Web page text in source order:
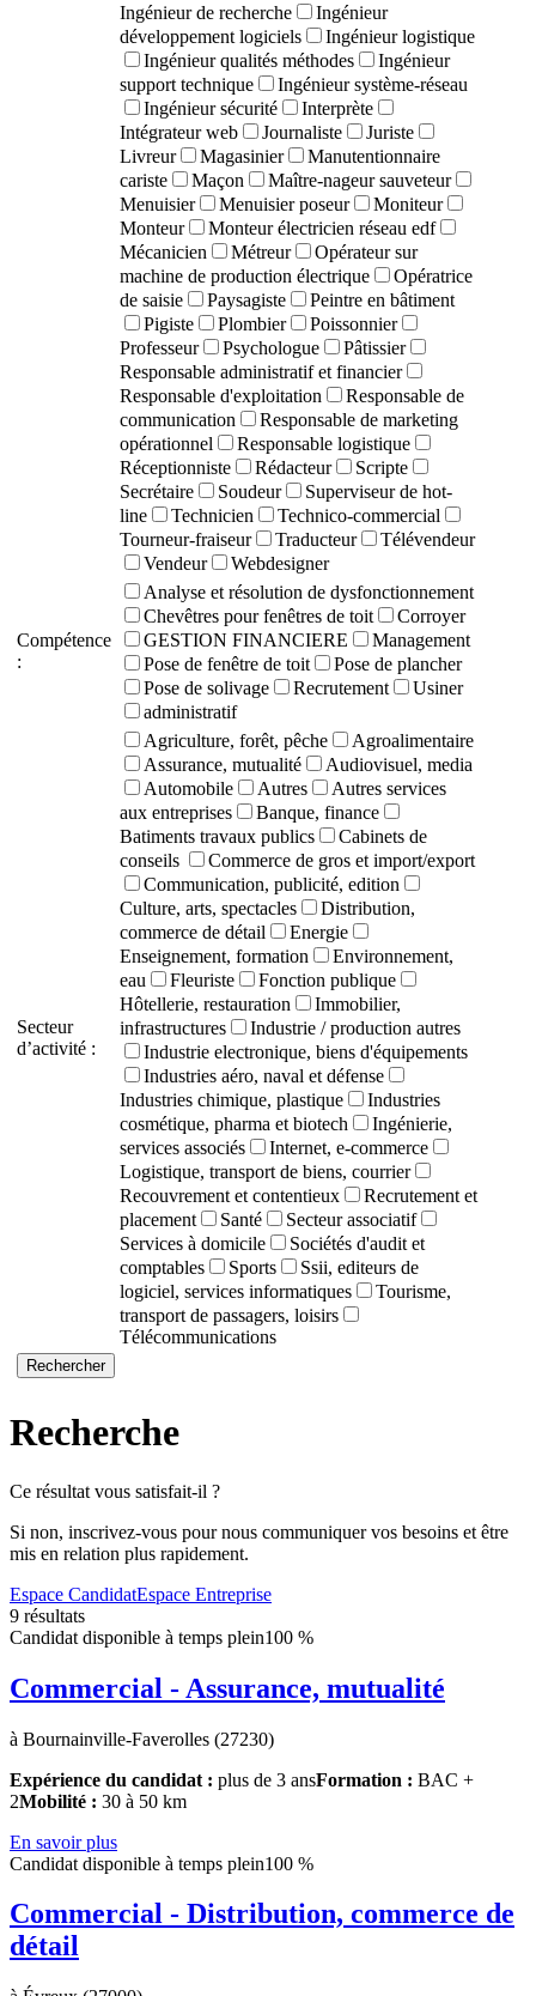
Ingénieur de recherche
Ingénieur
développement logiciels
Ingénieur logistique
Ingénieur qualités méthodes
Ingénieur
support technique
Ingénieur système-réseau
Ingénieur sécurité
Interprète
Intégrateur web
Journaliste
Juriste
Livreur
Magasinier
Manutentionnaire
cariste
Maçon
Maître-nageur sauveteur
Menuisier
Menuisier poseur
Moniteur
Monteur
Monteur électricien réseau edf
Mécanicien
Métreur
Opérateur sur
machine de production électrique
Opératrice
de saisie
Paysagiste
Peintre en bâtiment
Pigiste
Plombier
Poissonnier
Professeur
Psychologue
Pâtissier
Responsable administratif et financier
Responsable d'exploitation
Responsable de
communication
Responsable de marketing
opérationnel
Responsable logistique
Réceptionniste
Rédacteur
Scripte
Secrétaire
Soudeur
Superviseur de hot-
line
Technicien
Technico-commercial
Tourneur-fraiseur
Traducteur
Télévendeur
Vendeur
Webdesigner
Compétence
:
Analyse et résolution de dysfonctionnement
Chevêtres pour fenêtres de toit
Corroyer
GESTION FINANCIERE
Management
Pose de fenêtre de toit
Pose de plancher
Pose de solivage
Recrutement
Usiner
administratif
Secteur
d’activité :
Agriculture, forêt, pêche
Agroalimentaire
Assurance, mutualité
Audiovisuel, media
Automobile
Autres
Autres services
aux entreprises
Banque, finance
Batiments travaux publics
Cabinets de
conseils
Commerce de gros et import/export
Communication, publicité, edition
Culture, arts, spectacles
Distribution,
commerce de détail
Energie
Enseignement, formation
Environnement,
eau
Fleuriste
Fonction publique
Hôtellerie, restauration
Immobilier,
infrastructures
Industrie / production autres
Industrie electronique, biens d'équipements
Industries aéro, naval et défense
Industries chimique, plastique
Industries
cosmétique, pharma et biotech
Ingénierie,
services associés
Internet, e-commerce
Logistique, transport de biens, courrier
Recouvrement et contentieux
Recrutement et
placement
Santé
Secteur associatif
Services à domicile
Sociétés d'audit et
comptables
Sports
Ssii, editeurs de
logiciel, services informatiques
Tourisme,
transport de passagers, loisirs
Télécommunications
Recherche
Ce résultat vous satisfait-il ?
Si non, inscrivez-vous pour nous communiquer vos besoins et être
mis en relation plus rapidement.
Espace CandidatEspace Entreprise
9 résultats
Candidat disponible à temps plein100 %
Commercial - Assurance, mutualité
à Bournainville-Faverolles (27230)
Expérience du candidat : plus de 3 ansFormation : BAC +
2Mobilité : 30 à 50 km
En savoir plus
Candidat disponible à temps plein100 %
Commercial - Distribution, commerce de
détail